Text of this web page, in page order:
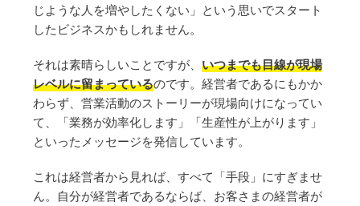
じような人を増やしたくない」という思いでスタート
したビジネスかもしれません。
それは素晴らしいことですが、 いつまでも目線が現場
レベルに留まっているのです。経営者であるにもかか
わらず、営業活動のストーリーが現場向けになってい
て、「業務が効率化します」「生産性が上がります」
といったメッセージを発信しています。
これは経営者から見れば、すべて「手段」にすぎませ
ん。自分が経営者であるならば、お客さまの経営者が